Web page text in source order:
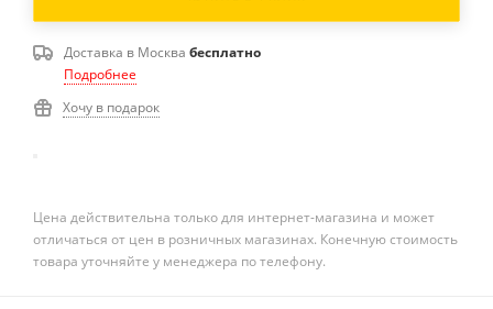
Доставка в Москва бесплатно
Подробнее
Хочу в подарок
Цена действительна только для интернет-магазина и может
отличаться от цен в розничных магазинах. Конечную стоимость
товара уточняйте у менеджера по телефону.